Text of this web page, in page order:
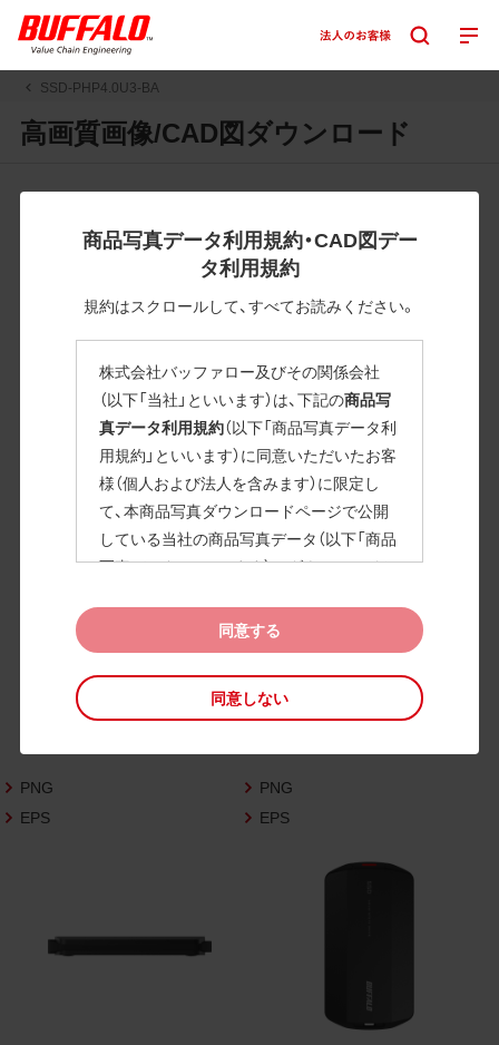
SSD-PHP4.0U3-BA
高画質画像/CAD図ダウンロード
商品写真データ利用規約・CAD図デー
タ利用規約
規約はスクロールして、すべてお読みください。
株式会社バッファロー及びその関係会社
（以下「当社」といいます）は、下記の商品写
真データ利用規約（以下「商品写真データ利
用規約」といいます）に同意いただいたお客
様（個人および法人を含みます）に限定し
て、本商品写真ダウンロードページで公開
している当社の商品写真データ（以下「商品
写真データ」といいます）のダウンロードお
また、当社は、下記のCAD図データ利用規約
（以下「CAD図データ利用規約」といいます）
に同意いただいたお客様に限定して、本CA
D図ダウンロードページで公開している当
いいます）の利用を許諾いたします。
お客様が「同意する」ボタンをクリックされ
た場合、商品写真データ利用規約及びCAD
されることがあります。各データをダウン
ロードする際には最新の規約をご確認くだ
さいますようお願い申し上げます。
同意する
同意しない
すと圧縮ファイルのダウンロードが始まります。
JPEG・EPSファイルにはパスが設定されています。画像編集
の際に便利です。PNG画像は原則として背景を透過したもの
を提供しています。
掲載データ「JPEG、PNG : 低解像度(RGBカラー)」 「EPS : 高
解像度(CMYKカラー)」
SSD-PHP4.0U3-BA
高画質画像
PNG
EPS
PNG
EPS